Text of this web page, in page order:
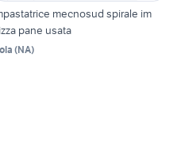
mecnosud spirale im
pane usata
(NA)